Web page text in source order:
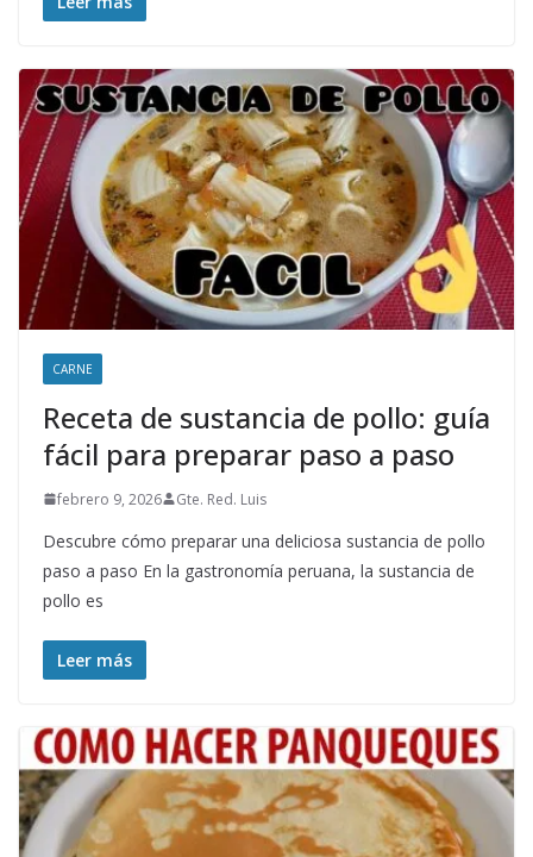
CARNE
Receta de sustancia de pollo: guía
fácil para preparar paso a paso
febrero 9, 2026 Gte. Red. Luis
Descubre cómo preparar una deliciosa sustancia de pollo
paso a paso En la gastronomía peruana, la sustancia de
pollo es
Leer más